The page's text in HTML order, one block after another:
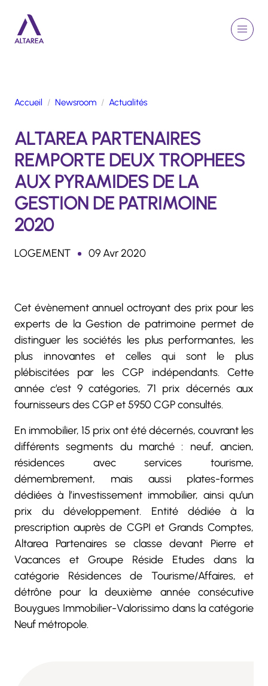
Menu
ACTIVITÉS
ENGAGEMENTS
TALENTS
FINANCE
NEWSROOM
PORTFOLIO
Rechercher
Accueil Newsroom Actualités
ALTAREA PARTENAIRES
REMPORTE DEUX TROPHEES
AUX PYRAMIDES DE LA
GESTION DE PATRIMOINE
2020
LOGEMENT 09 Avr 2020
Cet évènement annuel octroyant des prix pour les
experts de la Gestion de patrimoine permet de
distinguer les sociétés les plus performantes, les
plus innovantes et celles qui sont le plus
plébiscitées par les CGP indépendants. Cette
année c’est 9 catégories, 71 prix décernés aux
fournisseurs des CGP et 5950 CGP consultés.
En immobilier, 15 prix ont été décernés, couvrant les
différents segments du marché : neuf, ancien,
résidences avec services tourisme,
démembrement, mais aussi plates-formes
dédiées à l’investissement immobilier, ainsi qu’un
prix du développement. Entité dédiée à la
prescription auprès de CGPI et Grands Comptes,
Altarea Partenaires se classe devant Pierre et
Vacances et Groupe Réside Etudes dans la
catégorie Résidences de Tourisme/Affaires, et
détrône pour la deuxième année consécutive
Bouygues Immobilier-Valorissimo dans la catégorie
Neuf métropole.